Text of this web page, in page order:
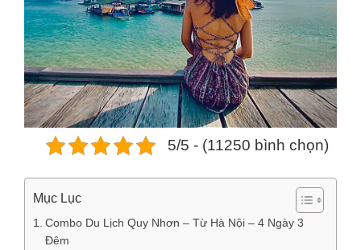
5/5 - (11250 bình chọn)
Mục Lục
Combo Du Lịch Quy Nhơn – Từ Hà Nội – 4 Ngày 3
Đêm